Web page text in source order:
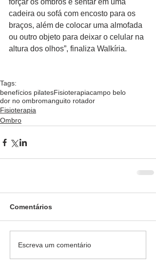
forçar os ombros é sentar em uma
cadeira ou sofá com encosto para os
braços, além de colocar uma almofada
ou outro objeto para deixar o celular na
altura dos olhos”, finaliza Walkíria.
Tags:
benefícios pilatesFisioterapiacampo belo
dor no ombromanguito rotador
Fisioterapia
Ombro
Comentários
Escreva um comentário